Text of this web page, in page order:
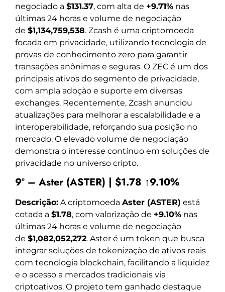
negociado a $131.37, com alta de +9.71% nas
últimas 24 horas e volume de negociação
de $1,134,759,538. Zcash é uma criptomoeda
focada em privacidade, utilizando tecnologia de
provas de conhecimento zero para garantir
transações anônimas e seguras. O ZEC é um dos
principais ativos do segmento de privacidade,
com ampla adoção e suporte em diversas
exchanges. Recentemente, Zcash anunciou
atualizações para melhorar a escalabilidade e a
interoperabilidade, reforçando sua posição no
mercado. O elevado volume de negociação
demonstra o interesse contínuo em soluções de
privacidade no universo cripto.
9º – Aster (ASTER) | $1.78 ↑9.10%
Descrição: A criptomoeda Aster (ASTER) está
cotada a $1.78, com valorização de +9.10% nas
últimas 24 horas e volume de negociação
de $1,082,052,272. Aster é um token que busca
integrar soluções de tokenização de ativos reais
com tecnologia blockchain, facilitando a liquidez
e o acesso a mercados tradicionais via
criptoativos. O projeto tem ganhado destaque